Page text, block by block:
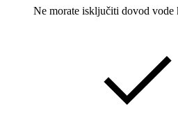
Ne morate isključiti dovod vode